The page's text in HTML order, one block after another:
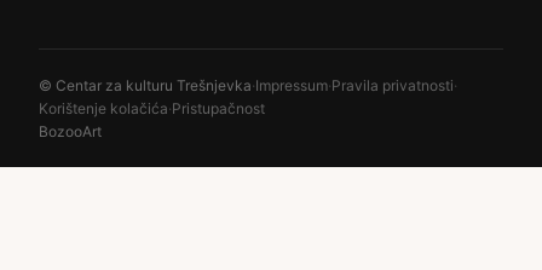
© Centar za kulturu Trešnjevka·Impressum·Pravila privatnosti·
Korištenje kolačića·Pristupačnost
BozooArt